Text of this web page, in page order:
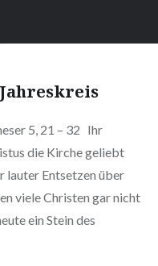
5, 21 – 32 Ihr
die Kirche geliebt
lauter Entsetzen über
viele Christen gar nicht
ein Stein des